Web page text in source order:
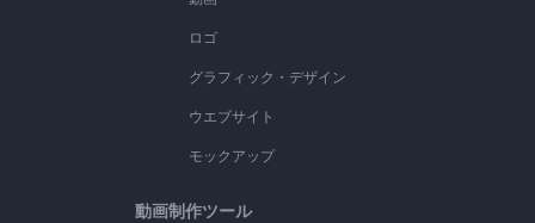
ロゴ
グラフィック・デザイン
ウエブサイト
モックアップ
動画制作ツール